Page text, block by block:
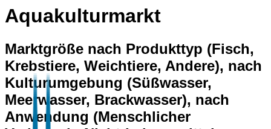
Aquakulturmarkt
Marktgröße nach Produkttyp (Fisch,
Krebstiere, Weichtiere, Andere), nach
Kulturumgebung (Süßwasser,
Meerwasser, Brackwasser), nach
Anwendung (Menschlicher